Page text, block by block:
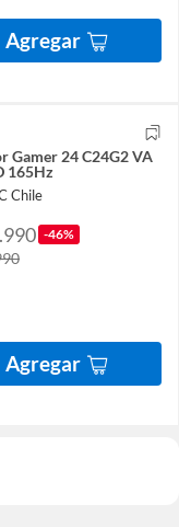
Agregar
Gamer 24 C24G2 VA
165Hz
Chile
-46%
Agregar